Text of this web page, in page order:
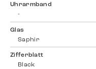
Uhrarmband
-
Glas
Saphir
Zifferblatt
Black